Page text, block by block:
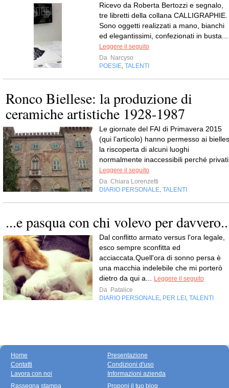
Ricevo da Roberta Bertozzi e segnalo,
tre libretti della collana CALLIGRAPHIE.
Sono oggetti realizzati a mano, bianchi
ed elegantissimi, confezionati in busta...
Leggere il seguito
Da Narcyso
POESIE TALENTI
Ronco Biellese: la produzione di
ceramiche artistiche 1928-1987
Le giornate del FAI di Primavera 2015
(qui l’articolo) hanno permesso ai
la riscoperta di alcuni luoghi
normalmente inaccessibili perché
Leggere il seguito
Da Chiara Lorenzetti
DIARIO PERSONALE TALENTI
...e pasqua con chi volevo per
Dal conflitto armato versus l'ora legale,
esco sempre sconfitta ed
acciaccata.Quell'ora di sonno persa è
una macchia indelebile che mi porterò
dietro da qui a...
Leggere il seguito
Da Patalice
DIARIO PERSONALE PER LEI TALENTI
Home
Contatti
Lavora con noi
Presentazione
Condizioni d'uso
Informazioni azienda
Rassegna stampa
Proponi il tuo blog